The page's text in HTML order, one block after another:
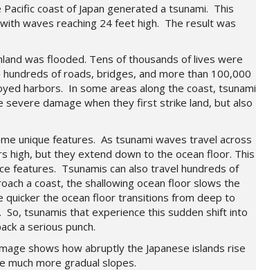
coast of Japan generated a tsunami. This
waves reaching 24 feet high. The result was
was flooded. Tens of thousands of lives were
of roads, bridges, and more than 100,000
harbors. In some areas along the coast, tsunami
severe damage when they first strike land, but also
unique features. As tsunami waves travel across
high, but they extend down to the ocean floor. This
features. Tsunamis can also travel hundreds of
a coast, the shallowing ocean floor slows the
quicker the ocean floor transitions from deep to
tsunamis that experience this sudden shift into
a serious punch.
shows how abruptly the Japanese islands rise
much more gradual slopes.